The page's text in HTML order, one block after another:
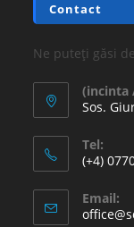
Contact
Ne puteți găsi
(incinta
Sos.
Tel:
(+4)
Email: